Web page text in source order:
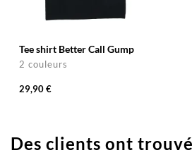
Tee shirt Better Call Gump
2 couleurs
29,90 €
Des clients ont